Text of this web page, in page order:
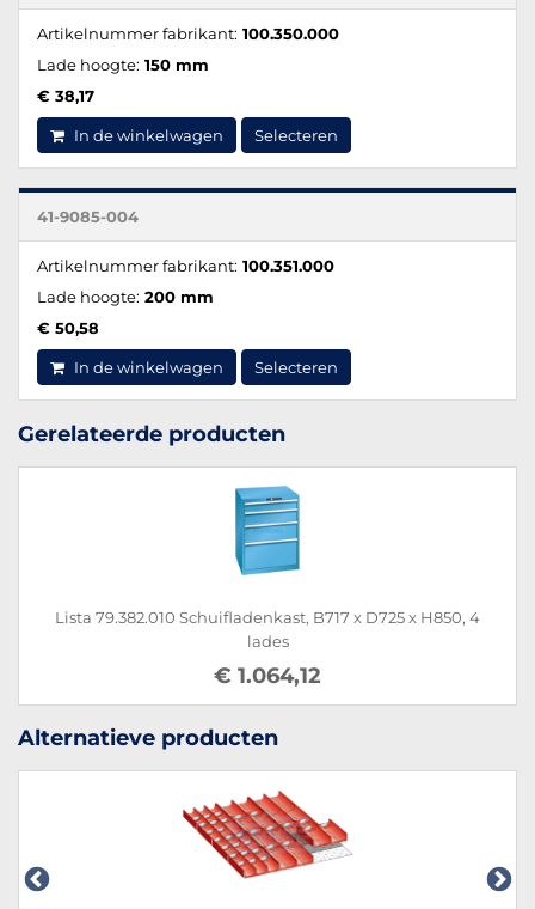
Artikelnummer fabrikant: 100.350.000
Lade hoogte: 150 mm
€ 38,17
In de winkelwagen Selecteren
41-9085-004
Artikelnummer fabrikant: 100.351.000
Lade hoogte: 200 mm
€ 50,58
In de winkelwagen Selecteren
Gerelateerde producten
Lista 79.382.010 Schuifladenkast, B717 x D725 x H850, 4
lades
€ 1.064,12
Alternatieve producten